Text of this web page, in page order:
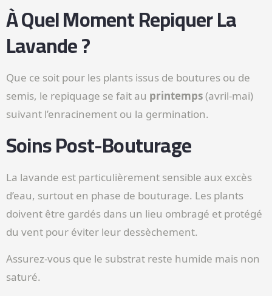
À Quel Moment Repiquer La
Lavande ?
Que ce soit pour les plants issus de boutures ou de
semis, le repiquage se fait au printemps(avril-mai)
suivant l’enracinement ou la germination.
Soins Post-Bouturage
La lavande est particulièrement sensible aux excès
d’eau, surtout en phase de bouturage. Les plants
doivent être gardés dans un lieu ombragé et protégé
du vent pour éviter leur dessèchement.
Assurez-vous que le substrat reste humide mais non
saturé.